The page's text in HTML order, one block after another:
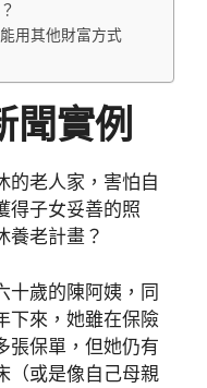
用其他財富方式
聞實例
的老人家，害怕自
得子女妥善的照
養老計畫？
十歲的陳阿姨，同
下來，她雖在保險
張保單，但她仍有
（或是像自己母親